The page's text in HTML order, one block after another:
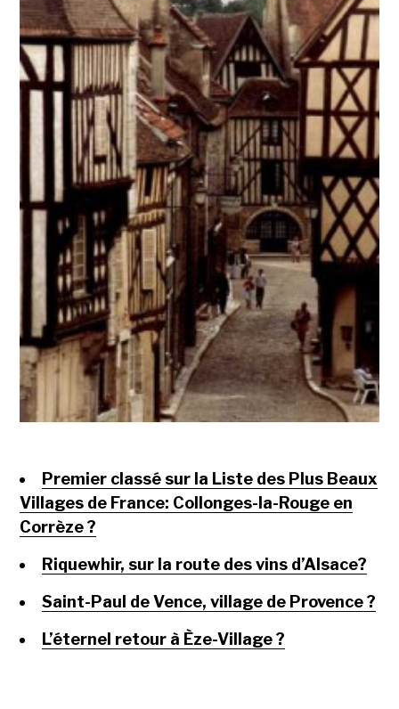
Premier classé sur la Liste des Plus Beaux
Villages de France: Collonges-la-Rouge en
Corrèze ?
Riquewhir, sur la route des vins d’Alsace?
Saint-Paul de Vence, village de Provence ?
L’éternel retour à Èze-Village ?